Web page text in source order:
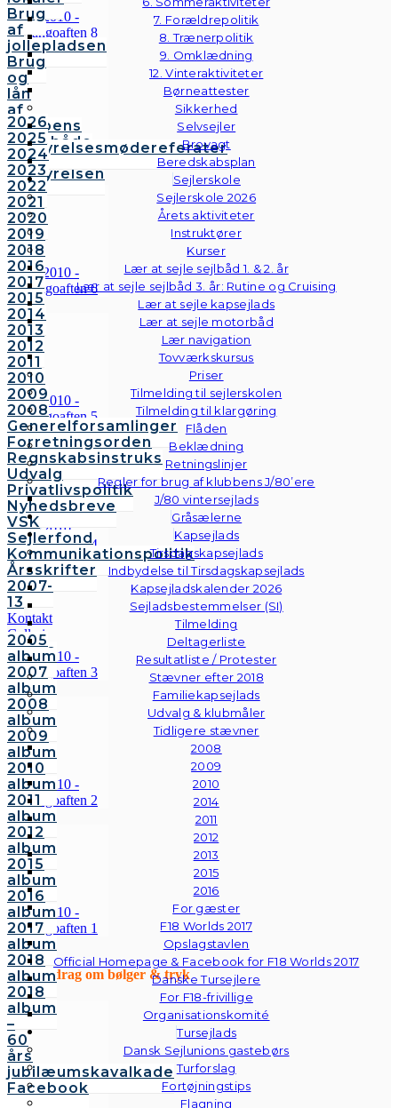
7. Forældrepolitik
8. Trænerpolitik
9. Omklædning
12. Vinteraktiviteter
Børneattester
Sikkerhed
Selvsejler
Brovagt
Beredskabsplan
Sejlerskole
Sejlerskole 2026
Årets aktiviteter
Instruktører
Kurser
Lær at sejle sejlbåd 1. & 2. år
Lær at sejle sejlbåd 3. år: Rutine og Cruising
Lær at sejle kapsejlads
Lær at sejle motorbåd
Lær navigation
Tovværkskursus
Priser
Tilmelding til sejlerskolen
Tilmelding til klargøring
Flåden
Beklædning
Retningslinjer
Regler for brug af klubbens J/80’ere
J/80 vintersejlads
Gråsælerne
Kapsejlads
Tirsdagskapsejlads
Indbydelse til Tirsdagskapsejlads
Kapsejladskalender 2026
Sejladsbestemmelser (SI)
Tilmelding
Deltagerliste
Resultatliste / Protester
Stævner efter 2018
Familiekapsejlads
Udvalg & klubmåler
Tidligere stævner
2008
2009
2010
2014
2011
2012
2013
2015
2016
For gæster
F18 Worlds 2017
Opslagstavlen
Official Homepage & Facebook for F18 Worlds 2017
Danske Tursejlere
For F18-frivillige
Organisationskomité
Tursejlads
Dansk Sejlunions gastebørs
Turforslag
Fortøjningstips
Flagning
Brug
af
jollepladsen
Brug
og
lån
af
klubbens
følgebåde
Vedtægter
Bestyrelsen
Bestyrelsesmødereferater
2026
2025
2024
2023
2022
2021
2020
2019
2018
2016
2017
2015
2014
2013
2012
2011
2010
2009
2008
Generelforsamlinger
Forretningsorden
Regnskabsinstruks
Udvalg
Privatlivspolitik
Nyhedsbreve
VSK
Sejlerfond
Kommunikationspolitik
Årsskrifter
2007-
13
Kontakt
Galleri
Andre
fotos
2005
album
2007
album
2008
album
2009
album
2010
album
2011
album
2012
album
2015
album
2016
album
2017
album
2018
album
2018
album
–
60
års
jubilæumskavalkade
Facebook
Foredrag om bølger & tryk